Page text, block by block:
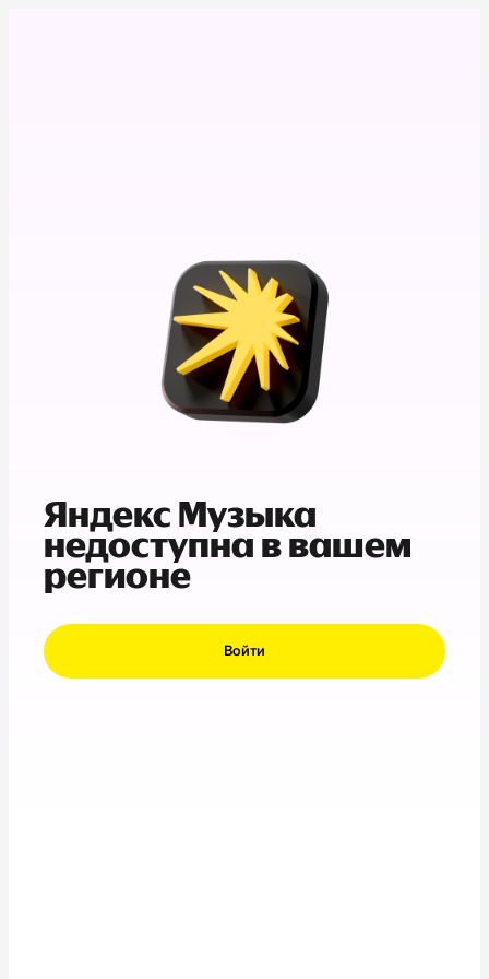
Яндекс Музыка
недоступна в вашем
регионе
Войти